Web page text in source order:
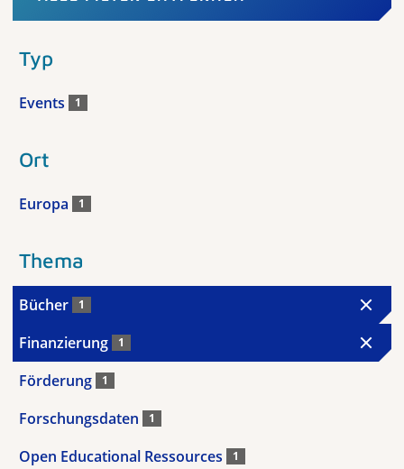
Typ
Events 1
Ort
Europa 1
Thema
Bücher 1
Finanzierung 1
Förderung 1
Forschungsdaten 1
Open Educational Ressources 1